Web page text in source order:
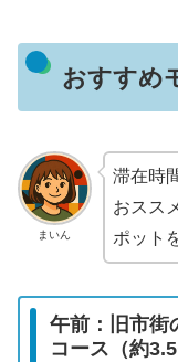
おすすめ
まいん
滞在時
おスス
ポット
午前：旧市街
コース（約3.5